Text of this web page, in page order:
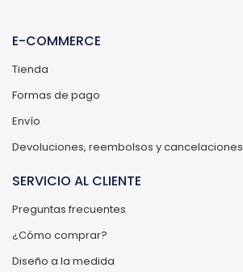
E-COMMERCE
Tienda
Formas de pago
Envío
Devoluciones, reembolsos y cancelaciones
SERVICIO AL CLIENTE
Preguntas frecuentes
¿Cómo comprar?
Diseño a la medida